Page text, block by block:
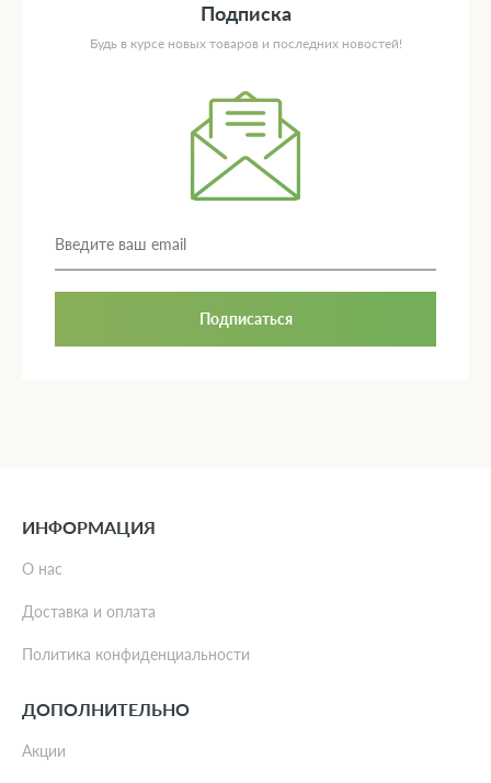
Подписка
Будь в курсе новых товаров и последних новостей!
Подписаться
ИНФОРМАЦИЯ
О нас
Доставка и оплата
Политика конфиденциальности
ДОПОЛНИТЕЛЬНО
Акции